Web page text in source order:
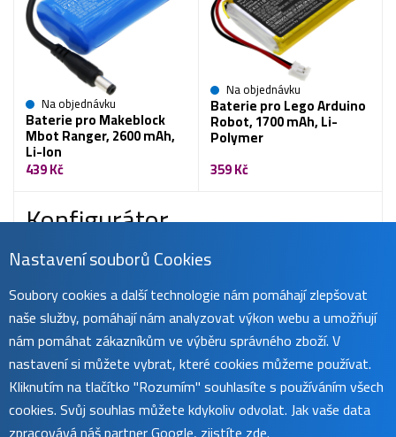
Konfigurátor
Vyhledat baterii
Na objednávku
Baterie pro Makeblock
Mbot Ranger, 2600 mAh,
Li-Ion
439 Kč
Na objednávku
Baterie pro Lego Arduino
Robot, 1700 mAh, Li-
Polymer
359 Kč
Nastavení souborů Cookies
Soubory cookies a další technologie nám pomáhají zlepšovat
naše služby, pomáhají nám analyzovat výkon webu a umožňují
nám pomáhat zákazníkům ve výběru správného zboží. V
nastavení si můžete vybrat, které cookies můžeme používat.
Kliknutím na tlačítko "Rozumím" souhlasíte s používáním všech
cookies. Svůj souhlas můžete kdykoliv odvolat. Jak vaše data